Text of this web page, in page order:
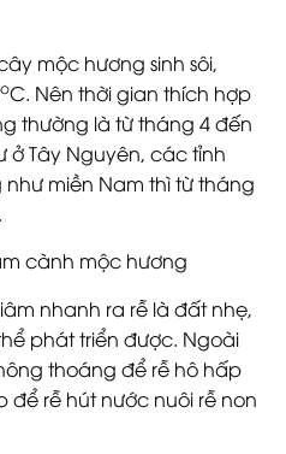
mộc hương sinh sôi,
oC. Nên thời gian thích hợp
thường là từ tháng 4 đến
ở Tây Nguyên, các tỉnh
miền Nam thì từ tháng
cành mộc hương
nhanh ra rễ là đất nhẹ,
phát triển được. Ngoài
thoáng để rễ hô hấp
rễ hút nước nuôi rễ non